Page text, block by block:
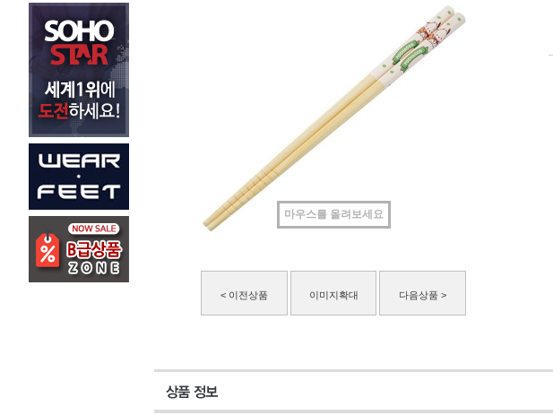
마우스를 올려보세요
< 이전상품 이미지확대 다음상품 >